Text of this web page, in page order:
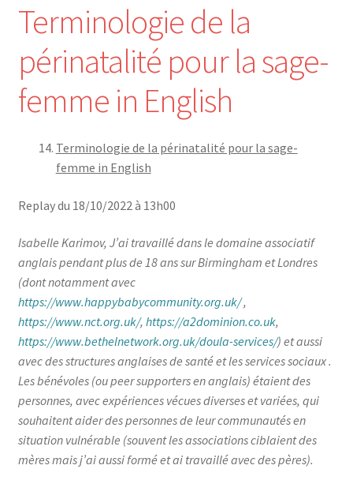
Devenir Membre
Première Inscription
Renouvellement
Mon compte
Formations Externes
Evénements
Formations Courtes
Formations Diplomantes
Contact
Terminologie de la
périnatalité pour la sage-
femme in English
Terminologie de la périnatalité pour la sage-
femme in English
Replay du 18/10/2022 à 13h00
Isabelle Karimov, J’ai travaillé dans le domaine associatif
anglais pendant plus de 18 ans sur Birmingham et Londres
(dont notamment avec
https://www.happybabycommunity.org.uk/,
https://www.nct.org.uk/, https://a2dominion.co.uk,
https://www.bethelnetwork.org.uk/doula-services/) et aussi
avec des structures anglaises de santé et les services sociaux .
Les bénévoles (ou peer supporters en anglais) étaient des
personnes, avec expériences vécues diverses et variées, qui
souhaitent aider des personnes de leur communautés en
situation vulnérable (souvent les associations ciblaient des
mères mais j’ai aussi formé et ai travaillé avec des pères).